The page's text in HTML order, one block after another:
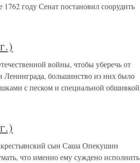
1762 году Сенат постановил соорудить
войны, чтобы уберечь от
Ленинграда, большинство из них было
с песком и специальной обшивкой
сын Саша Опекушин
что именно ему суждено исполнить